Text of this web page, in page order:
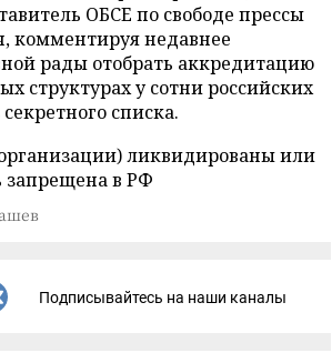
ОБСЕ по свободе прессы
комментируя недавнее
рады отобрать аккредитацию
структурах у сотни российских
списка.
ликвидированы или
запрещена в РФ
Подписывайтесь на наши каналы